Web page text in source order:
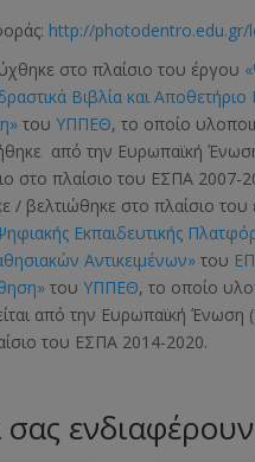
http://
στο πλαίσιο του έργου
Βιβλία και
τουΥΠΠΕΘ, το οποίο
από την Ευρωπαϊκή
στο πλαίσιο του ΕΣΠΑ 2007-
/ βελτιώθηκε στο πλαίσιο
Εκπαιδευτικής
Αντικειμένων» του
τουΥΠΠΕΘ, το οποίο
από την Ευρωπαϊκή Ένωση
του ΕΣΠΑ 2014-2020.